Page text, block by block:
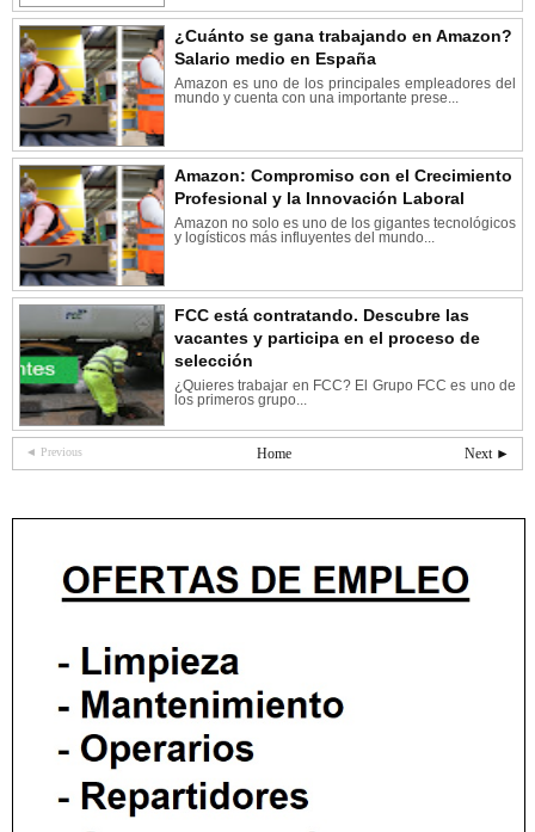
¿Cuánto se gana trabajando en Amazon?
Salario medio en España
Amazon es uno de los principales empleadores del
mundo y cuenta con una importante prese...
Amazon: Compromiso con el Crecimiento
Profesional y la Innovación Laboral
Amazon no solo es uno de los gigantes tecnológicos
y logísticos más influyentes del mundo...
FCC está contratando. Descubre las
vacantes y participa en el proceso de
selección
¿Quieres trabajar en FCC? El Grupo FCC es uno de
los primeros grupo...
◄ Previous Next ►
Home